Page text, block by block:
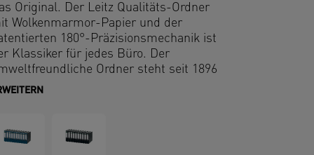
Original. Der Leitz Qualitäts-Ordner
Wolkenmarmor-Papier und der
180°-Präzisionsmechanik ist
Klassiker für jedes Büro. Der
Ordner steht seit 1896
Premiumqualität und Langlebigkeit. Er
Entscheiden Sie sich für das
und gehen Sie zurück in die